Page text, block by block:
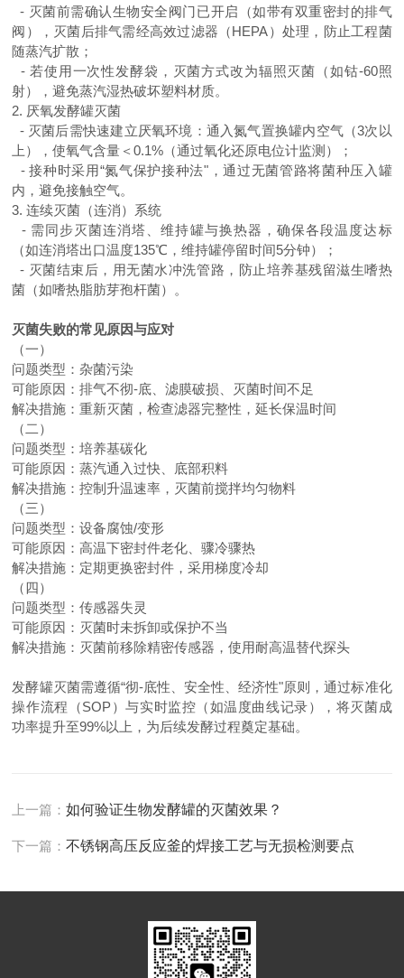
- 灭菌前需确认生物安全阀门已开启（如带有双重密封的排气
阀），灭菌后排气需经高效过滤器（HEPA）处理，防止工程菌
随蒸汽扩散；
- 若使用一次性发酵袋，灭菌方式改为辐照灭菌（如钴-60照
射），避免蒸汽湿热破坏塑料材质。
2. 厌氧发酵罐灭菌
- 灭菌后需快速建立厌氧环境：通入氮气置换罐内空气（3次以
上），使氧气含量＜0.1% （通过氧化还原电位计监测）；
-接种时采用“氮气保护接种法"，通过无菌管路将菌种压入罐
内，避免接触空气。
3.连续灭菌（连消）系统
- 需同步灭菌连消塔、维持罐与换热器，确保各段温度达标
（如连消塔出口温度135℃，维持罐停留时间5分钟）；
- 灭菌结束后，用无菌水冲洗管路，防止培养基残留滋生嗜热
菌（如嗜热脂肪芽孢杆菌）。
灭菌失败的常见原因与应对
（一）
问题类型 ：杂菌污染
可能原因 ：排气不彻-底、滤膜破损、灭菌时间不足
解决措施 ：重新灭菌，检查滤器完整性，延长保温时间
（ 二 ）
问题类型 ：培养基碳化
可能原因 ：蒸汽通入过快、底部积料
解决措施 ：控制升温速率，灭菌前搅拌均匀物料
（三）
问题类型 ：设备腐蚀/变形
可能原因 ：高温下密封件老化、骤冷骤热
解决措施 ： 定期更换密封件，采用梯度冷却
（四）
问题类型 ：传感器失灵
可能原因 ： 灭菌时未拆卸或保护不当
解决措施 ： 灭菌前移除精密传感器，使用耐高温替代探头
发酵罐灭菌需遵循“彻-底性、安全性、经济性"原则，通过标准化
操作流程（SOP）与实时监控（如温度曲线记录），将灭菌成
功率提升至99%以上，为后续发酵过程奠定基础。
上一篇：如何验证生物发酵罐的灭菌效果？
下一篇：不锈钢高压反应釜的焊接工艺与无损检测要点